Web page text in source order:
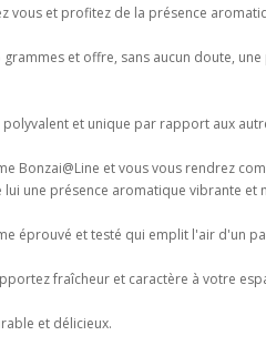
vous et profitez de la présence
et offre, sans aucun doute,
et unique par rapport aux
Bonzai@Line et vous vous rendrez
une présence aromatique vibrante et
éprouvé et testé qui emplit l'air d'un
fraîcheur et caractère à votre
et délicieux.